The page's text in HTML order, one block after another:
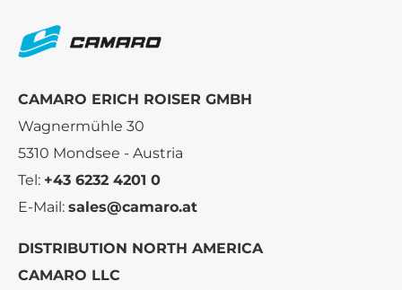
CAMARO ERICH ROISER GMBH
Wagnermühle 30
5310 Mondsee - Austria
Tel: +43 6232 4201 0
E-Mail: sales@camaro.at
DISTRIBUTION NORTH AMERICA
CAMARO LLC